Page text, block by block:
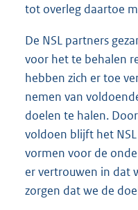
tot overleg daartoe
De NSL partners
voor het te behalen
hebben zich er toe
nemen van
doelen te halen.
voldoen blijft het
vormen voor de
er vertrouwen in dat
zorgen dat we de